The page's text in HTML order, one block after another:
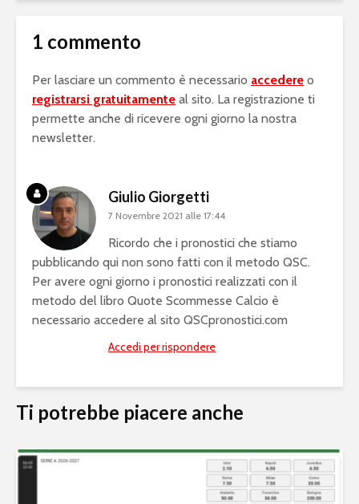
1 commento
Per lasciare un commento è necessario accedere o
registrarsi gratuitamente al sito. La registrazione ti
permette anche di ricevere ogni giorno la nostra
newsletter.
Giulio Giorgetti
7 Novembre 2021 alle 17:44
Ricordo che i pronostici che stiamo
pubblicando qui non sono fatti con il metodo QSC.
Per avere ogni giorno i pronostici realizzati con il
metodo del libro Quote Scommesse Calcio è
necessario accedere al sito QSCpronostici.com
Accedi per rispondere
Ti potrebbe piacere anche